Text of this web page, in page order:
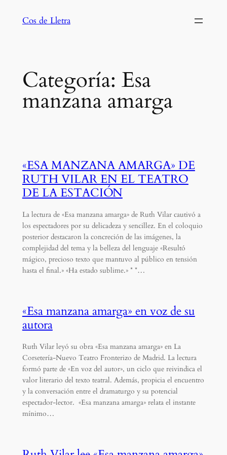
Cos de Lletra
Categoría: Esa
manzana amarga
«ESA MANZANA AMARGA» DE
RUTH VILAR EN EL TEATRO
DE LA ESTACIÓN
La lectura de «Esa manzana amarga» de Ruth Vilar cautivó a
los espectadores por su delicadeza y sencillez. En el coloquio
posterior destacaron la concreción de las imágenes, la
complejidad del tema y la belleza del lenguaje «Resultó
mágico, precioso texto que mantuvo al público en tensión
hasta el final.» «Ha estado sublime.» * *…
«Esa manzana amarga» en voz de su
autora
Ruth Vilar leyó su obra «Esa manzana amarga» en La
Corsetería-Nuevo Teatro Fronterizo de Madrid. La lectura
formó parte de «En voz del autor», un ciclo que reivindica el
valor literario del texto teatral. Además, propicia el encuentro
y la conversación entre el dramaturgo y su potencial
espectador-lector. «Esa manzana amarga» relata el instante
mínimo…